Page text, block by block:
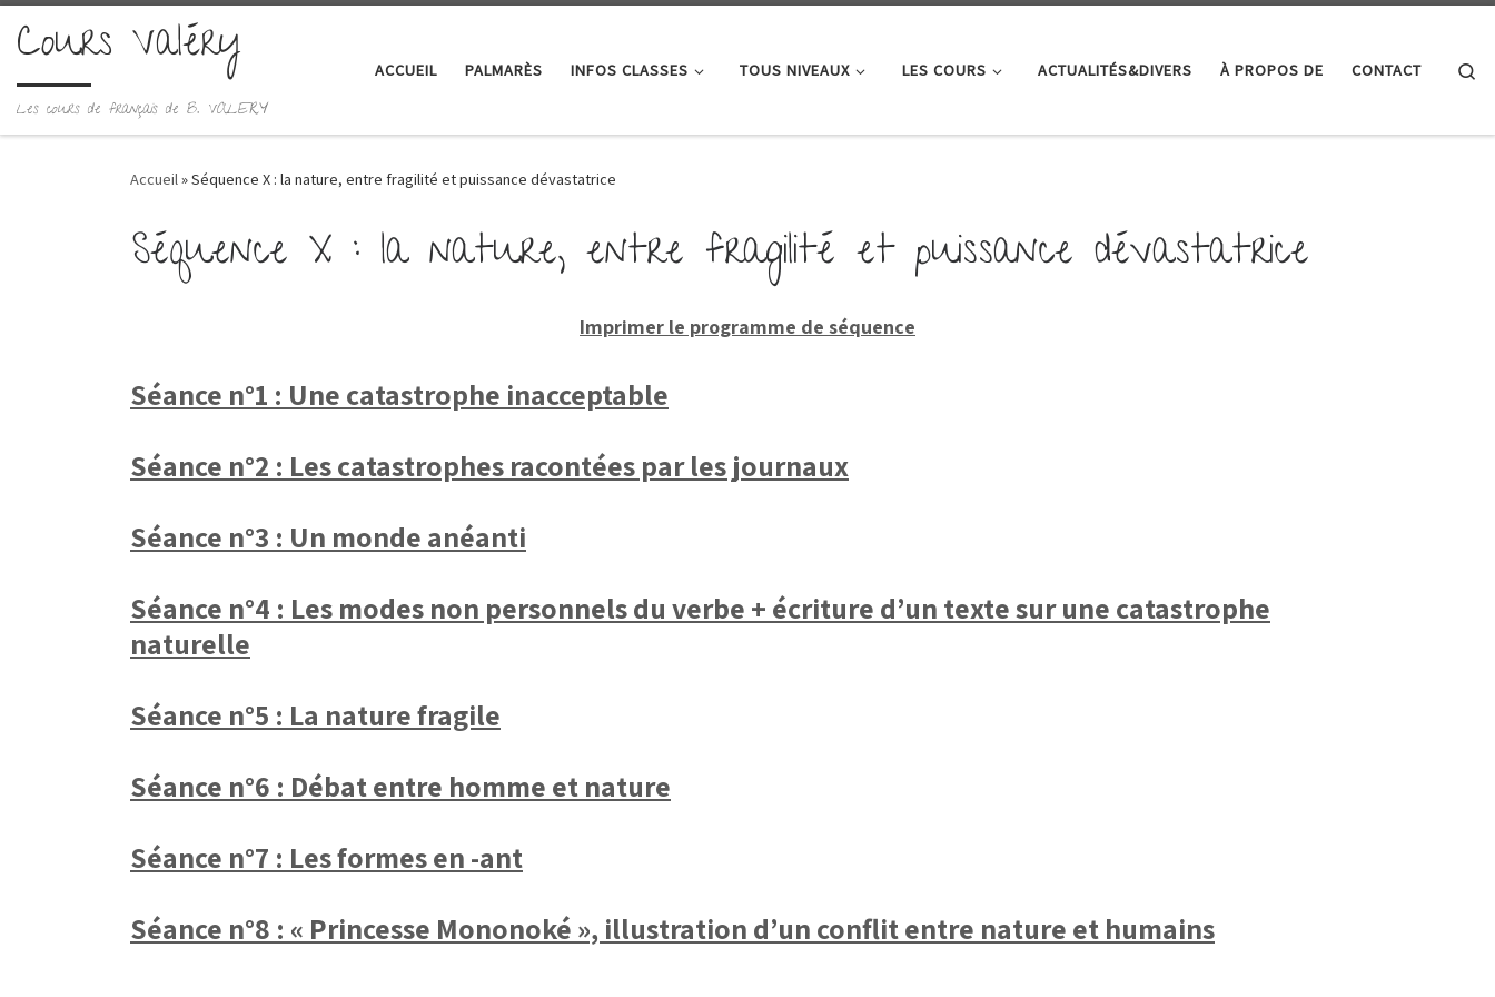
Skip to content
Cours Valéry
Les cours de français de B. VALERY
ACCUEIL PALMARÈS INFOS CLASSES TOUS NIVEAUX LES COURS ACTUALITÉS&DIVERS À PROPOS DE CONTACT
Accueil»Séquence X : la nature, entre fragilité et puissance dévastatrice
Séquence X : la nature, entre fragilité et puissance dévastatrice
Imprimer le programme de séquence
Séance n°1 : Une catastrophe inacceptable
Séance n°2 : Les catastrophes racontées par les journaux
Séance n°3 : Un monde anéanti
Séance n°4 : Les modes non personnels du verbe + écriture d’un texte sur une catastrophe
naturelle
Séance n°5 : La nature fragile
Séance n°6 : Débat entre homme et nature
Séance n°7 : Les formes en -ant
Séance n°8 : « Princesse Mononoké », illustration d’un conflit entre nature et humains